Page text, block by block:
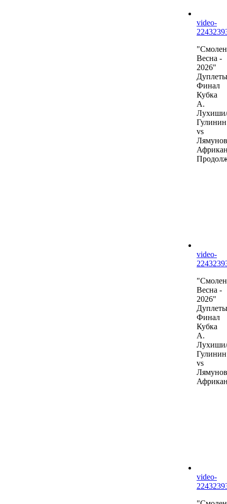
video-
Весна -
2026"
Финал
Кубка
А.
Лухиши/
Гулинин
vs
video-
Весна -
2026"
Финал
Кубка
А.
Лухиши/
Гулинин
vs
video-